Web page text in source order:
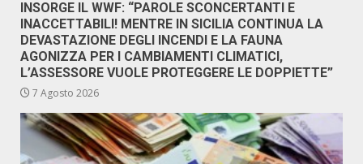
INSORGE IL WWF: “PAROLE SCONCERTANTI E
INACCETTABILI! MENTRE IN SICILIA CONTINUA LA
DEVASTAZIONE DEGLI INCENDI E LA FAUNA
AGONIZZA PER I CAMBIAMENTI CLIMATICI,
L’ASSESSORE VUOLE PROTEGGERE LE DOPPIETTE”
7 Agosto 2026